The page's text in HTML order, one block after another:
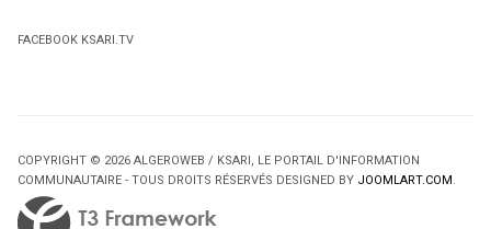
York !
22
FACEBOOK KSARI.TV
COPYRIGHT © 2026 ALGEROWEB / KSARI, LE PORTAIL D'INFORMATION
COMMUNAUTAIRE - TOUS DROITS RÉSERVÉS DESIGNED BY JOOMLART.COM.